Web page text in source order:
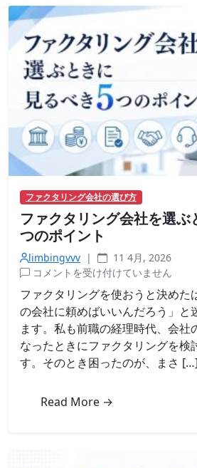
時
代
に
使
っ
て
い
た
シ
ン
プ
ル
な
方
法
は
ファクタリング会社の選び方
ファクタリング会社を選ぶ
つのポイント
limbingvvv |
11 4月, 2026
フ
ク
タ
リ
ン
を
コメントを受け付けていません
ファクタリングを使おうと決めた
の会社に頼めばいいんだろう」と
ます。私も前職の経理時代、会社
なったときにファクタリングを検
す。そのとき困ったのが、まさ […]
Read More →